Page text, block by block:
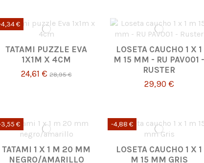
€
TATAMI PUZZLE EVA
1X1M X 4CM
24,61 €28,95 €
LOSETA CAUCHO 1 X 1
M 15 MM - RU PAV001 -
RUSTER
29,90 €
€
TATAMI 1 X 1 M 20 MM
NEGRO/AMARILLO
-4,88 €
LOSETA CAUCHO 1 X 1
M 15 MM GRIS